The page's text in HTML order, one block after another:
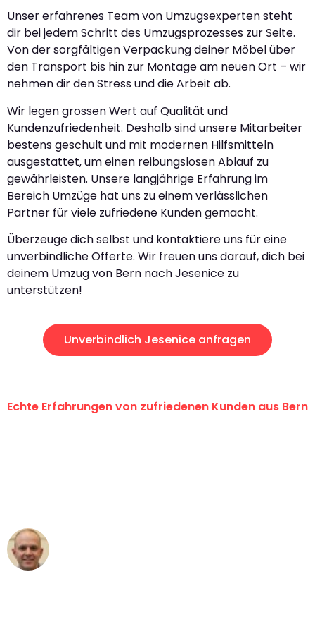
Unser erfahrenes Team von Umzugsexperten steht
dir bei jedem Schritt des Umzugsprozesses zur Seite.
Von der sorgfältigen Verpackung deiner Möbel über
den Transport bis hin zur Montage am neuen Ort – wir
nehmen dir den Stress und die Arbeit ab.
Wir legen grossen Wert auf Qualität und
Kundenzufriedenheit. Deshalb sind unsere Mitarbeiter
bestens geschult und mit modernen Hilfsmitteln
ausgestattet, um einen reibungslosen Ablauf zu
gewährleisten. Unsere langjährige Erfahrung im
Bereich Umzüge hat uns zu einem verlässlichen
Partner für viele zufriedene Kunden gemacht.
Überzeuge dich selbst und kontaktiere uns für eine
unverbindliche Offerte. Wir freuen uns darauf, dich bei
deinem Umzug von Bern nach Jesenice zu
unterstützen!
Unverbindlich Jesenice anfragen
Echte Erfahrungen von zufriedenen Kunden aus Bern